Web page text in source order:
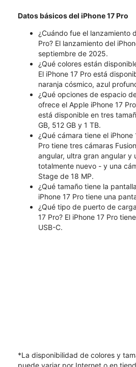
Datos básicos del iPhone 17 Pro
¿Cuándo fue el lanzamiento
Pro? El lanzamiento del
septiembre de 2025.
¿Qué colores están
El iPhone 17 Pro está
naranja cósmico, azul
¿Qué opciones de espacio
ofrece el Apple iPhone 17
está disponible en tres
GB, 512 GB y 1 TB.
¿Qué cámara tiene el iPhone
Pro tiene tres cámaras
angular, ultra gran angular y
totalmente nuevo - y una
Stage de 18 MP.
¿Qué tamaño tiene la
iPhone 17 Pro tiene una
¿Qué tipo de puerto de
17 Pro? El iPhone 17 Pro
USB-C.
*La disponibilidad de colores y